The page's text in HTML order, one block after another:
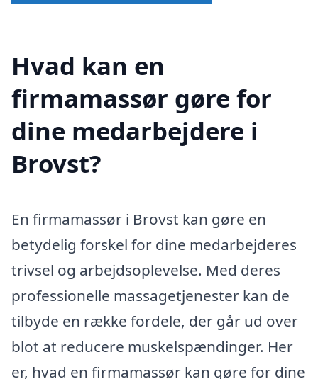
Hvad kan en
firmamassør gøre for
dine medarbejdere i
Brovst?
En firmamassør i Brovst kan gøre en
betydelig forskel for dine medarbejderes
trivsel og arbejdsoplevelse. Med deres
professionelle massagetjenester kan de
tilbyde en række fordele, der går ud over
blot at reducere muskelspændinger. Her
er, hvad en firmamassør kan gøre for dine